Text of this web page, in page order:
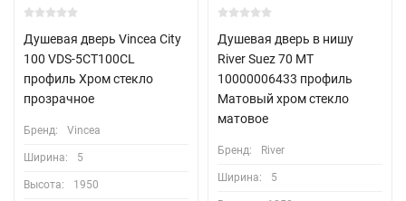
Душевая дверь Vincea City
100 VDS-5CT100CL
профиль Хром стекло
прозрачное
Бренд: Vincea
Ширина: 5
Высота: 1950
Душевая дверь в нишу
River Suez 70 МТ
10000006433 профиль
Матовый хром стекло
матовое
Бренд: River
Ширина: 5